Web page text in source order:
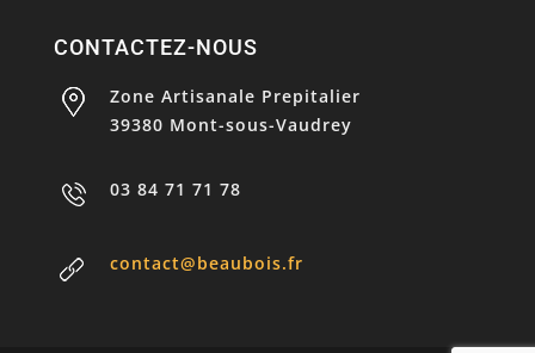
CONTACTEZ-NOUS
Zone Artisanale Prepitalier
39380 Mont-sous-Vaudrey
03 84 71 71 78
contact@beaubois.fr